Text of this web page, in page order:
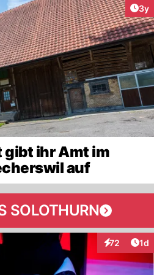
3y
gibt ihr Amt im
auf
SOLOTHURN
72 1d